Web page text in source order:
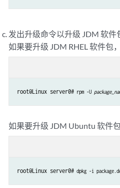
发出升级命令以升级 JDM 软件
如果要升级 JDM RHEL 软件包
root@Linux server0# rpm -U
如果要升级 JDM Ubuntu 软件
root@Linux server0# dpkg -i